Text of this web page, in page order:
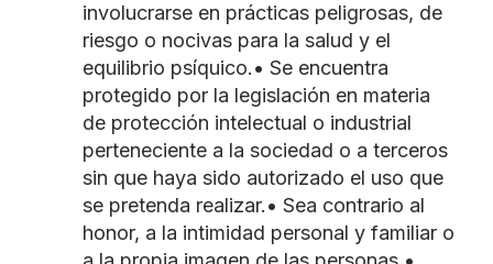
involucrarse en prácticas peligrosas, de
riesgo o nocivas para la salud y el
equilibrio psíquico.• Se encuentra
protegido por la legislación en materia
de protección intelectual o industrial
perteneciente a la sociedad o a terceros
sin que haya sido autorizado el uso que
se pretenda realizar.• Sea contrario al
honor, a la intimidad personal y familiar o